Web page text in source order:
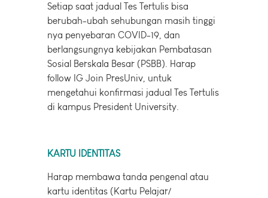
Setiap saat jadual Tes Tertulis bisa
berubah-ubah sehubungan masih tinggi
nya penyebaran COVID-19, dan
berlangsungnya kebijakan Pembatasan
Sosial Berskala Besar (PSBB). Harap
follow IG Join PresUniv, untuk
mengetahui konfirmasi jadual Tes Tertulis
di kampus President University.
KARTU IDENTITAS
Harap membawa tanda pengenal atau
kartu identitas (Kartu Pelajar/